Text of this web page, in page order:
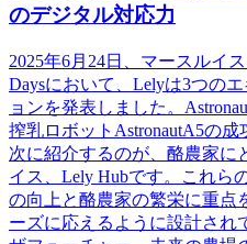
のデジタル対応力
2025年6月24日、マースルイ
Daysにおいて、Lelyは3つの
ョンを発表しました。
搾乳ロボットAstronautA5の成
次に紹介するのが、酪農家に
イス、Lely Hubです。これら
の向上と酪農家の繁栄に重点
ーズに応えるように設計され